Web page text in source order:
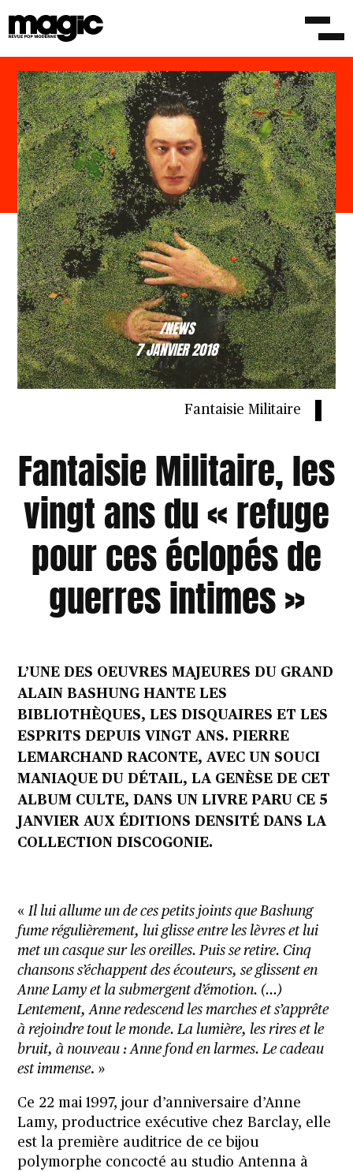
/NEWS
7 JANVIER 2018
Fantaisie Militaire
Fantaisie Militaire, les
vingt ans du « refuge
pour ces éclopés de
guerres intimes »
L’UNE DES OEUVRES MAJEURES DU GRAND
ALAIN BASHUNG HANTE LES
BIBLIOTHÈQUES, LES DISQUAIRES ET LES
ESPRITS DEPUIS VINGT ANS. PIERRE
LEMARCHAND RACONTE, AVEC UN SOUCI
MANIAQUE DU DÉTAIL, LA GENÈSE DE CET
ALBUM CULTE, DANS UN LIVRE PARU CE 5
JANVIER AUX ÉDITIONS DENSITÉ DANS LA
COLLECTION DISCOGONIE.
«Il lui allume un de ces petits joints que Bashung
fume régulièrement, lui glisse entre les lèvres et lui
met un casque sur les oreilles. Puis se retire. Cinq
chansons s’échappent des écouteurs, se glissent en
Anne Lamy et la submergent d’émotion. (…)
Lentement, Anne redescend les marches et s’apprête
à rejoindre tout le monde. La lumière, les rires et le
bruit, à nouveau : Anne fond en larmes. Le cadeau
est immense. »
Ce 22 mai 1997, jour d’anniversaire d’Anne
Lamy, productrice exécutive chez Barclay, elle
est la première auditrice de ce bijou
polymorphe concocté au studio Antenna à